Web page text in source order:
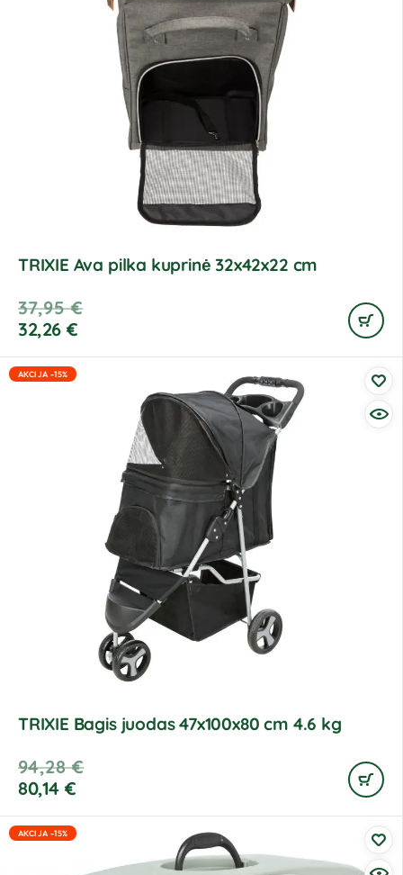
TRIXIE Ava pilka kuprinė 32x42x22 cm
37,95€
32,26 €
AKCIJA -15%
TRIXIE Bagis juodas 47x100x80 cm 4.6 kg
94,28€
80,14 €
AKCIJA -15%